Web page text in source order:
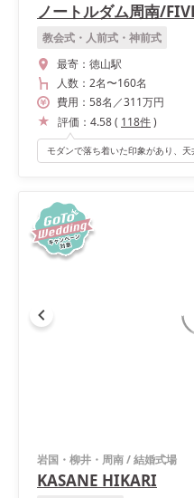
ノートルダム周南/
教会式・人前式・神前式
最寄： 徳山駅
人数： 2名〜160名
費用： 58名 ／311万円
評価： 4.58( 118件)
岩国・柳井・周南/結婚式場
KASANE HIKARI